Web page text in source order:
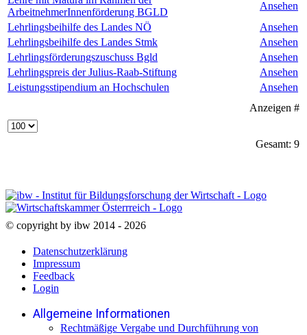
Anzeigen #
Gesamt: 9
ArbeitnehmerInnenförderung BGLD
Ansehen
Lehrlingsbeihilfe des Landes NÖ
Ansehen
Lehrlingsbeihilfe des Landes Stmk
Ansehen
Lehrlingsförderungszuschuss Bgld
Ansehen
Lehrlingspreis der Julius-Raab-Stiftung
Ansehen
Leistungsstipendium an Hochschulen
Ansehen
© copyright by ibw 2014 - 2026
Datenschutzerklärung
Impressum
Feedback
Login
Allgemeine Informationen
Rechtmäßige Vergabe und Durchführung von